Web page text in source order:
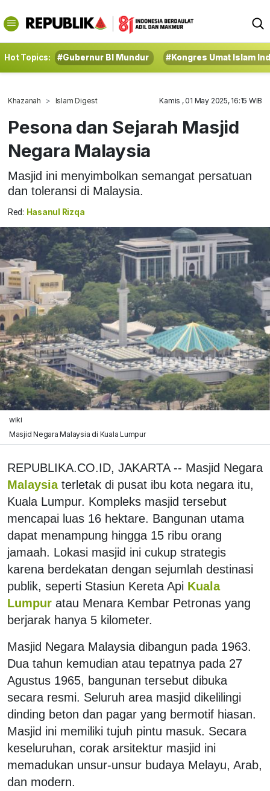
Hot Topics: #Gubernur BI Mundur #Kongres Umat Islam
Khazanah Islam Digest Kamis , 01 May 2025, 16:15 WIB
Pesona dan Sejarah Masjid
Negara Malaysia
Masjid ini menyimbolkan semangat persatuan
dan toleransi di Malaysia.
Red: Hasanul Rizqa
wiki
Masjid Negara Malaysia di Kuala Lumpur
REPUBLIKA.CO.ID, JAKARTA -- Masjid Negara
Malaysia terletak di pusat ibu kota negara itu,
Kuala Lumpur. Kompleks masjid tersebut
mencapai luas 16 hektare. Bangunan utama
dapat menampung hingga 15 ribu orang
jamaah. Lokasi masjid ini cukup strategis
karena berdekatan dengan sejumlah destinasi
publik, seperti Stasiun Kereta Api Kuala
Lumpur atau Menara Kembar Petronas yang
berjarak hanya 5 kilometer.
Masjid Negara Malaysia dibangun pada 1963.
Dua tahun kemudian atau tepatnya pada 27
Agustus 1965, bangunan tersebut dibuka
secara resmi. Seluruh area masjid dikelilingi
dinding beton dan pagar yang bermotif hiasan.
Masjid ini memiliki tujuh pintu masuk. Secara
keseluruhan, corak arsitektur masjid ini
memadukan unsur-unsur budaya Melayu, Arab,
dan modern.